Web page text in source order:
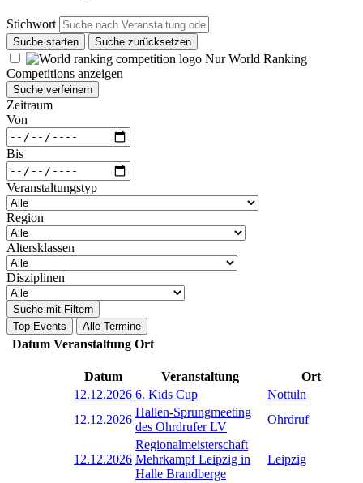
Stichwort
Suche starten Suche zurücksetzen
Nur World Ranking
Competitions anzeigen
Suche verfeinern
Zeitraum
Von
Bis
Veranstaltungstyp
Region
Altersklassen
Disziplinen
Suche mit Filtern
Top-Events
Alle Termine
Datum Veranstaltung Ort
Datum Veranstaltung
Ort
12.12.2026 6. Kids Cup
Nottuln
12.12.2026
Hallen-Sprungmeeting
des Ohrdrufer LV
Ohrdruf
12.12.2026
Regionalmeisterschaft
Mehrkampf Leipzig in
Halle Brandberge
Leipzig